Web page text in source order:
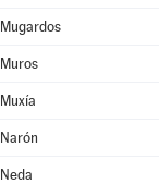
Mugardos
Muros
Muxía
Narón
Neda